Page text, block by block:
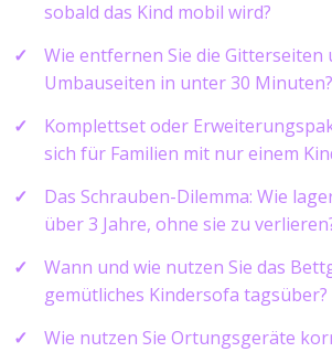
sobald das Kind mobil wird?
Wie entfernen Sie die Gitterseiten
Umbauseiten in unter 30 Minuten?
Komplettset oder
sich für Familien mit nur einem
Das Schrauben-Dilemma: Wie
über 3 Jahre, ohne sie zu
Wann und wie nutzen Sie das
gemütliches Kindersofa tagsüber?
Wie nutzen Sie Ortungsgeräte